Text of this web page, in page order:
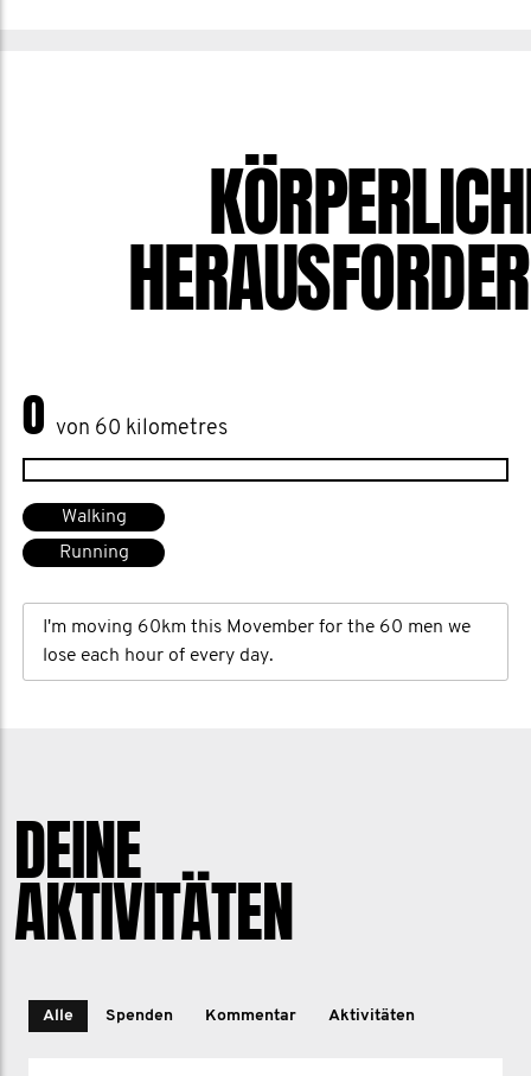
0 von 60 kilometres
Walking
Running
I'm moving 60km this Movember for the 60 men we
lose each hour of every day.
DEINE
AKTIVITÄTEN
Alle Spenden Kommentar Aktivitäten